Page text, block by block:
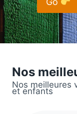
Nos
Nos meilleures
et enfants